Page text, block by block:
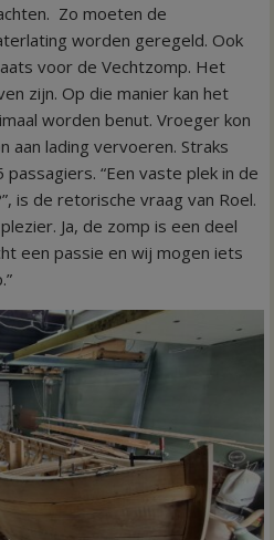
Zo moeten de
worden geregeld. Ook
voor de Vechtzomp. Het
zijn. Op die manier kan het
worden benut. Vroeger kon
aan lading vervoeren. Straks
“Een vaste plek in de
is de retorische vraag van Roel.
Ja, de zomp is een deel
een passie en wij mogen iets